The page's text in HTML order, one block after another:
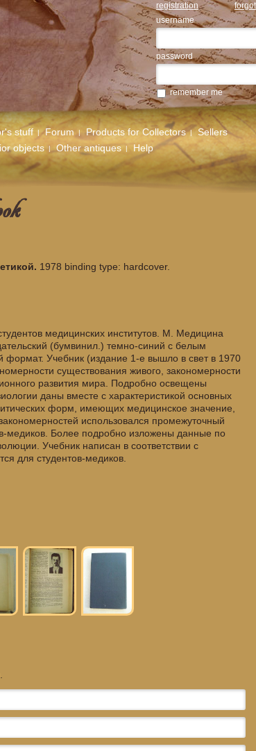
registration
username
password
remember me
stuff Forum Products for Collectors
Sellers
objects Other antiques Help
1978 binding type: hardcover.
медицинских институтов. М. Медицина
(бумвинил.) темно-синий с белым
формат. Учебник (издание 1-е вышло в свет в 1970
существования живого, закономерности
развития мира. Подробно освещены
даны вместе с характеристикой основных
форм, имеющих медицинское значение,
использовался промежуточный
медиков. Более подробно изложены данные по
Учебник написан в соответствии с
для студентов-медиков.